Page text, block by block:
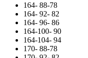
164- 88-78
164- 92- 82
164- 96- 86
164-100- 90
164-104- 94
170- 88-78